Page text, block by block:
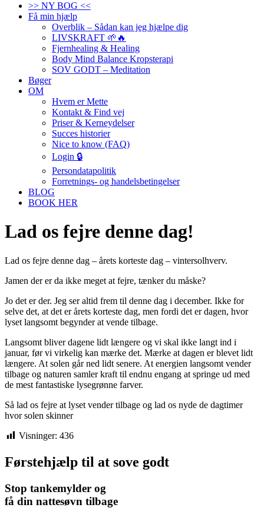
>> NY BOG <<
Få min hjælp
Overblik – Sådan kan jeg hjælpe dig
LIVSKRAFT 🌱🔥
Fjernhealing & Healing
Body Mind Balance Kropsterapi
SOV GODT – Meditation
Bøger
OM
Hvem er Mette
Kontakt & Find vej
Priser & Kerneydelser
Succes historier
Nice to know (FAQ)
Login 🔒
Persondatapolitik
Forretnings- og handelsbetingelser
BLOG
BOOK HER
Lad os fejre denne dag!
Lad os fejre denne dag – årets korteste dag – vintersolhverv.
Jamen der er da ikke meget at fejre, tænker du måske?
Jo det er der. Jeg ser altid frem til denne dag i december. Ikke for
selve det, at det er årets korteste dag, men fordi det er dagen, hvor
lyset langsomt begynder at vende tilbage.
Langsomt bliver dagene lidt længere og vi skal ikke langt ind i
januar, før vi virkelig kan mærke det. Mærke at dagen er blevet lidt
længere. At solen går ned lidt senere. At energien langsomt vender
tilbage og naturen samler kraft til endnu engang at springe ud med
de mest fantastiske lysegrønne farver.
Så lad os fejre at lyset vender tilbage og lad os nyde de dagtimer
hvor solen skinner
Visninger: 436
Førstehjælp til at sove godt
Stop tankemylder og
få din nattesøvn tilbage